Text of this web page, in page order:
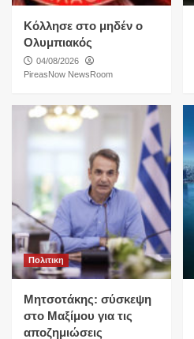
Κόλλησε στο μηδέν ο
Ολυμπιακός
04/08/2026
PireasNow NewsRoom
Πολιτικη
Μητσοτάκης: σύσκεψη
στο Μαξίμου για τις
αποζημιώσεις